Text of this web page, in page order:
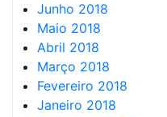
Junho 2018
Maio 2018
Abril 2018
Março 2018
Fevereiro 2018
Janeiro 2018